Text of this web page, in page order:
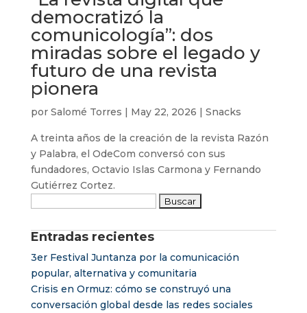
democratizó la
comunicología”: dos
miradas sobre el legado y
futuro de una revista
pionera
por Salomé Torres May 22, 2026 Snacks
A treinta años de la creación de la revista Razón
y Palabra, el OdeCom conversó con sus
fundadores, Octavio Islas Carmona y Fernando
Gutiérrez Cortez.
Entradas recientes
3er Festival Juntanza por la comunicación
popular, alternativa y comunitaria
Crisis en Ormuz: cómo se construyó una
conversación global desde las redes sociales